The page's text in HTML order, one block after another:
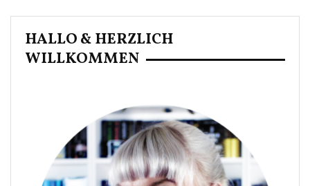
HALLO & HERZLICH
WILLKOMMEN